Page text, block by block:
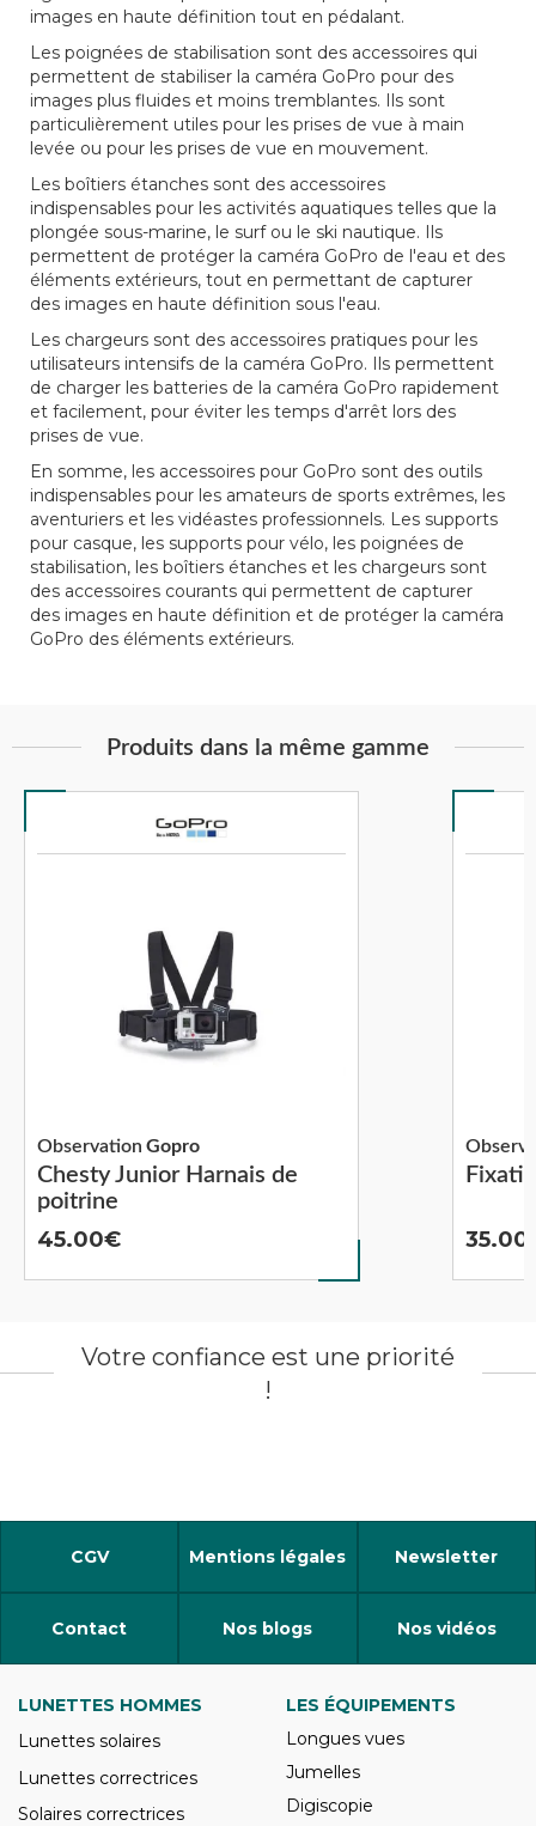
images en haute définition tout en pédalant.
Les poignées de stabilisation sont des accessoires qui
permettent de stabiliser la caméra GoPro pour des
images plus fluides et moins tremblantes. Ils sont
particulièrement utiles pour les prises de vue à main
levée ou pour les prises de vue en mouvement.
Les boîtiers étanches sont des accessoires
indispensables pour les activités aquatiques telles que la
plongée sous-marine, le surf ou le ski nautique. Ils
permettent de protéger la caméra GoPro de l'eau et des
éléments extérieurs, tout en permettant de capturer
des images en haute définition sous l'eau.
Les chargeurs sont des accessoires pratiques pour les
utilisateurs intensifs de la caméra GoPro. Ils permettent
de charger les batteries de la caméra GoPro rapidement
et facilement, pour éviter les temps d'arrêt lors des
prises de vue.
En somme, les accessoires pour GoPro sont des outils
indispensables pour les amateurs de sports extrêmes, les
aventuriers et les vidéastes professionnels. Les supports
pour casque, les supports pour vélo, les poignées de
stabilisation, les boîtiers étanches et les chargeurs sont
des accessoires courants qui permettent de capturer
des images en haute définition et de protéger la caméra
GoPro des éléments extérieurs.
Produits dans la même gamme
Chesty Junior Harnais de
poitrine
Observation Gopro
45.00 35.00
Votre confiance est une priorité
!
CGV Mentions légales Newsletter
Contact Nos blogs Nos vidéos
LUNETTES HOMMES
Lunettes solaires
Lunettes correctrices
Solaires correctrices
LES ÉQUIPEMENTS
Longues vues
Jumelles
Digiscopie